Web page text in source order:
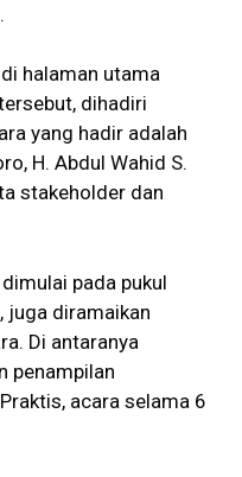
halaman utama
dihadiri
yang hadir adalah
H. Abdul Wahid S.
stakeholder dan
pada pukul
juga diramaikan
Di antaranya
penampilan
acara selama 6